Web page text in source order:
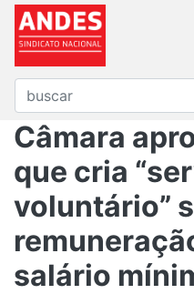
Câmara
que cria
voluntário”
salário